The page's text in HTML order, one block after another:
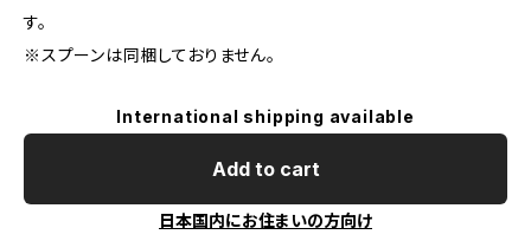
す。
※スプーンは同梱しておりません。
International shipping available
Add to cart
日本国内にお住まいの方向け